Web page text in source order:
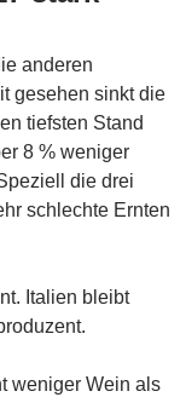
anderen
gesehen sinkt die
tiefsten Stand
8 % weniger
die drei
schlechte Ernten
Italien bleibt
weniger Wein als